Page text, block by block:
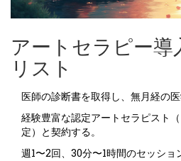
アートセラピー導
リスト
医師の診断書を取得し、無月経の医
経験豊富な認定アートセラピスト
定）と契約する。
週1〜2回、30分〜1時間のセッショ